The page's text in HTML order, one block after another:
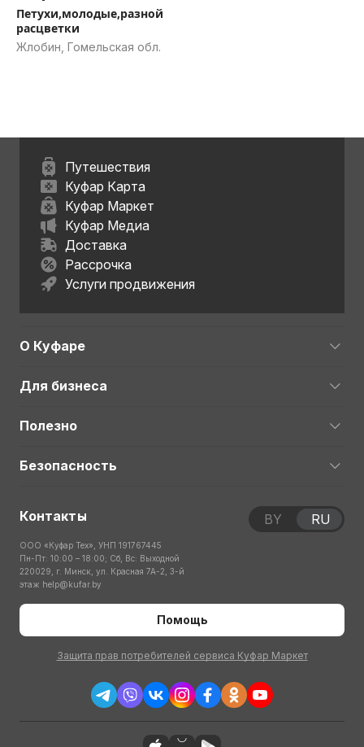
Петухи,молодые,разной
расцветки
Жлобин, Гомельская обл.
Путешествия
Куфар Карта
Куфар Маркет
Куфар Медиа
Доставка
Рассрочка
Услуги продвижения
О Куфаре
Для бизнеса
Полезно
Безопасность
Контакты
ООО «Куфар Тех», УНП 191767445
Пн-Пт: 10:00 – 18:00; Сб, Вс: Выходной
220029, г. Минск, ул. Красная 7А-2, 3-й
этаж help@kufar.by
Помощь
Защита прав потребителей сервиса Куфар Маркет
BY RU